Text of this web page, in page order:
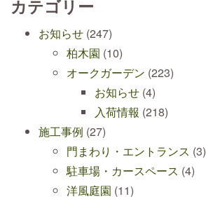
カテゴリー
お知らせ (247)
柏木園 (10)
オークガーデン (223)
お知らせ (4)
入荷情報 (218)
施工事例 (27)
門まわり・エントランス (3)
駐車場・カースペース (4)
洋風庭園 (11)